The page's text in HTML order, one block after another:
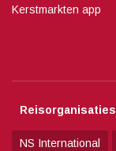
Kerstmarkten app
Reisorganisaties
NS International